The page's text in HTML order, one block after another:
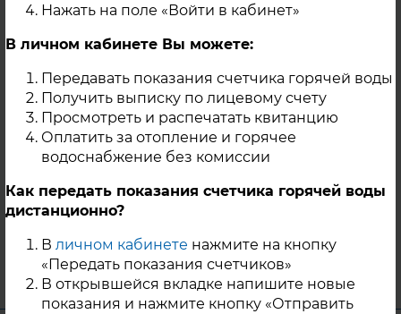
Нажать на поле «Войти в кабинет»
В личном кабинете Вы можете:
Передавать показания счетчика горячей воды
Получить выписку по лицевому счету
Просмотреть и распечатать квитанцию
Оплатить за отопление и горячее
водоснабжение без комиссии
Как передать показания счетчика горячей воды
дистанционно?
В личном кабинете нажмите на кнопку
«Передать показания счетчиков»
В открывшейся вкладке напишите новые
показания и нажмите кнопку «Отправить
В связи с проведением ремонтных работ
на теплотрассе планируется
прекращение подачи теплоносителя для
нужд горячего водоснабжения (ГВС)
05.09.2025г. с 10:00 до окончания работ.
Под отключение попадают все
потребители, подключённые к источнику
теплоснабжения МКЭУ «ООО
Перспектива» по адресу: ул.
Технологическая, 1, г. Касли.
29 Августа 2025
г. Касли